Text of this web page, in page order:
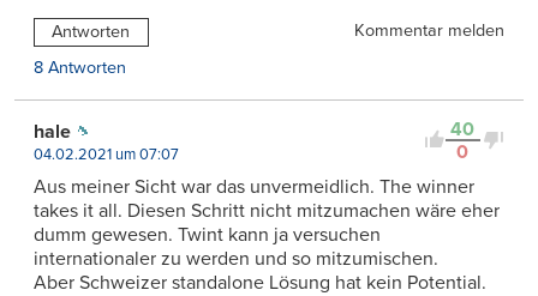
Antworten
Kommentar melden
8 Antworten
40
0
hale
04.02.2021 um 07:07
Aus meiner Sicht war das unvermeidlich. The winner
takes it all. Diesen Schritt nicht mitzumachen wäre eher
dumm gewesen. Twint kann ja versuchen
internationaler zu werden und so mitzumischen.
Aber Schweizer standalone Lösung hat kein Potential.